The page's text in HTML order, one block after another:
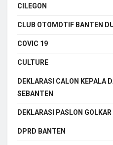
CILEGON
CLUB OTOMOTIF BANTEN
COVIC 19
CULTURE
DEKLARASI CALON KEPALA
SEBANTEN
DEKLARASI PASLON
DPRD BANTEN